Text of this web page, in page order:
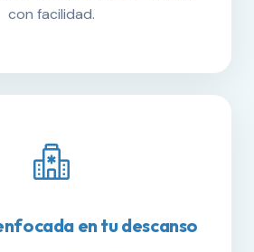
con facilidad.
en tu descanso